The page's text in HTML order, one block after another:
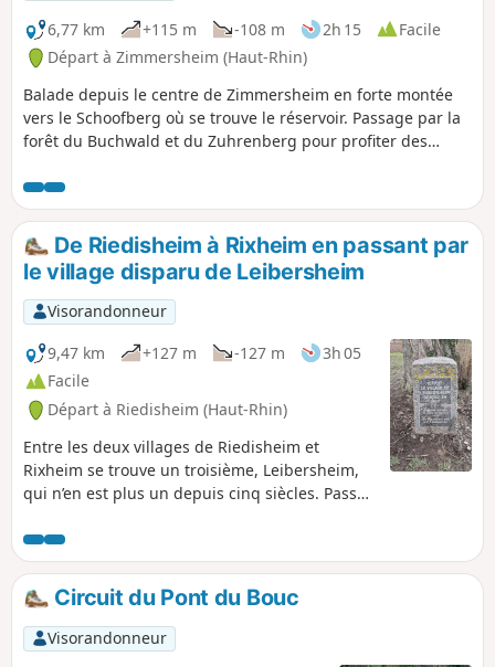
6,77 km
+115 m -108 m 2h 15
Facile
Départ à Zimmersheim (Haut-Rhin)
Balade depuis le centre de Zimmersheim en forte montée
vers le Schoofberg où se trouve le réservoir. Passage par la
forêt du Buchwald et du Zuhrenberg pour profiter des
de fraîcheur. Retour par le Sud de Zimmersheim, en terrain
dégagé.
De Riedisheim à Rixheim en passant par
le village disparu de Leibersheim
Visorandonneur
9,47 km
+127 m -127 m
3h 05
Facile
Départ à Riedisheim (Haut-Rhin)
Entre les deux villages de Riedisheim et
Rixheim se trouve un troisième, Leibersheim,
qui n’en est plus un depuis cinq siècles. Passez
villages, dont un qui date de plus de deux
siècles. Finissez en prenant de la hauteur sur
la colline du Fuchsberg pour profiter de jolis
paysages.
Circuit du Pont du Bouc
Visorandonneur